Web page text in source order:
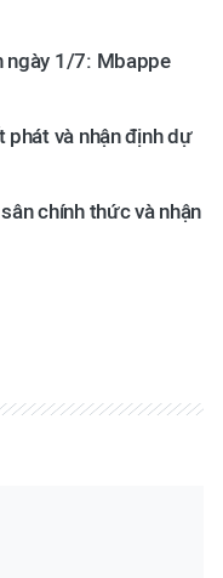
ngày 1/7: Mbappe
phát và nhận định dự
chính thức và nhận